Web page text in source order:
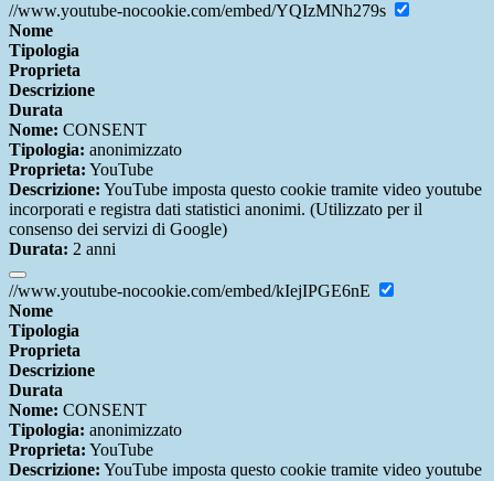
//www.youtube-nocookie.com/embed/YQIzMNh279s
Nome
Tipologia
Proprieta
Descrizione
Durata
Nome: CONSENT
Tipologia: anonimizzato
Proprieta: YouTube
Descrizione: YouTube imposta questo cookie tramite video youtube
incorporati e registra dati statistici anonimi. (Utilizzato per il
consenso dei servizi di Google)
Durata: 2 anni
//www.youtube-nocookie.com/embed/kIejIPGE6nE
Nome
Tipologia
Proprieta
Descrizione
Durata
Nome: CONSENT
Tipologia: anonimizzato
Proprieta: YouTube
Descrizione: YouTube imposta questo cookie tramite video youtube